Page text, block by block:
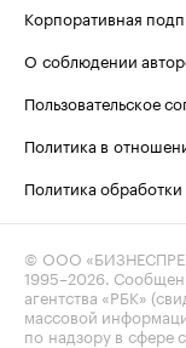
Корпоративная
О соблюдении
Пользовательское
Политика в
Политика
© ООО
1995–2026.
агентства «РБК»
массовой
по надзору в сфере